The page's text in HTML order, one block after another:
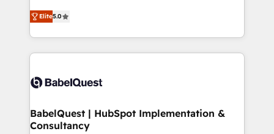
- Dashboards, lifecycle campaigns, and lead
nurturing sequences. - Cross-hub setup across
scalable retainers. Let’s make HubSpot your most
powerful growth engine. Built to convert, scale, and
complexity, so your team can put HubSpot to work...
Welcome to our Profile! We help with: • CRM
implementation, reports, workflows, and team
training • CRM migration from Salesforce, Pipedrive,
custom API integrations • AI governance for
Boutique 'Elite' team of 12 • 150+ clients across Sales
Hub, Marketing Hub, Service Hub, Data Hub and
Elite5.0
BabelQuest | HubSpot Implementation &
Consultancy